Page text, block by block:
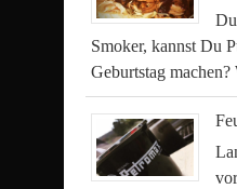
Smoker, kannst Du
Geburtstag machen?